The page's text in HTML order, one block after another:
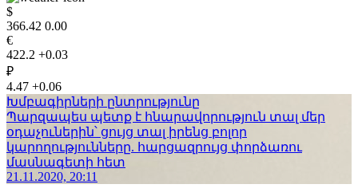
$
366.42 0.00
€
422.2 +0.03
₽
4.47 +0.06
Խմբագիրների ընտրությունը
Պարզապես պետք է հնարավորություն տալ մեր
օդաչուներին՝ ցույց տալ իրենց բոլոր
կարողությունները. հարցազրույց փորձառու
մասնագետի հետ
21.11.2020, 20:11